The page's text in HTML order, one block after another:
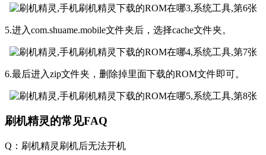
5.进入com.shuame.mobile文件夹后，选择cache文件夹。
6.最后进入zip文件夹，删除掉里面下载的ROM文件即可。
刷机精灵的常见FAQ
Q：刷机精灵刷机后无法开机